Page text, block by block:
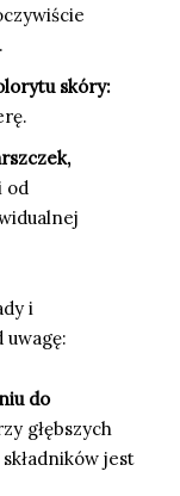
skóry:
od
i
do
głębszych
jest